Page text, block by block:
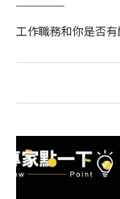
工作職務和你是否